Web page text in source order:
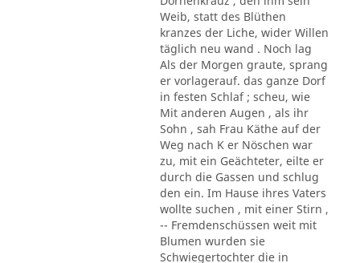
Weib, statt des Blüthen
kranzes der Liche, wider Willen
täglich neu wand . Noch lag
Als der Morgen graute, sprang
er vorlagerauf. das ganze Dorf
in festen Schlaf ; scheu, wie
Mit anderen Augen , als ihr
Sohn , sah Frau Käthe auf der
Weg nach K er Nöschen war
zu, mit ein Geächteter, eilte er
durch die Gassen und schlug
den ein. Im Hause ihres Vaters
wollte suchen , mit einer Stirn ,
-- Fremdenschüssen weit mit
Blumen wurden sie
Schwiegertochter die in